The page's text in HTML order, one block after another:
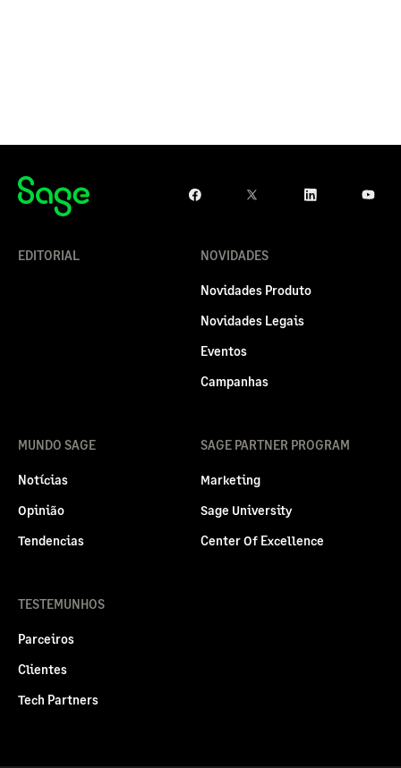
EDITORIAL NOVIDADES
Novidades Produto
Novidades Legais
Eventos
Campanhas
MUNDO SAGE
Notícias
Opinião
Tendencias
SAGE PARTNER PROGRAM
Marketing
Sage University
Center Of Excellence
TESTEMUNHOS
Parceiros
Clientes
Tech Partners